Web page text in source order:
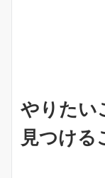
やりたい
見つける